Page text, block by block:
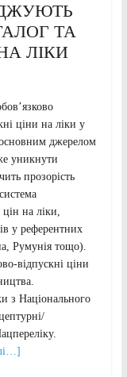
ТА
ЛІКИ
ціни на ліки у
джерелом
уникнути
прозорість
на ліки,
у референтних
Румунія тощо).
відпускні ціни
з Національного